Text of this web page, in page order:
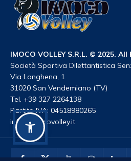
IMOCO VOLLEY S.R.L. © 2025.
Società Sportiva Dilettantistica
Via Longhena, 1
31020 San Vendemiano (TV)
Tel. +39 327 2264138
Partita IVA: 04518980265
info@imocovolley.it